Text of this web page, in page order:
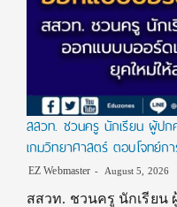
สสวท. ชวนครู นักเรียน ผู้ปก
เกมวิทยาศาสตร์ ตอบโจทย์กา
EZ Webmaster August 5, 2026
สสวท. ชวนครู นักเรียน